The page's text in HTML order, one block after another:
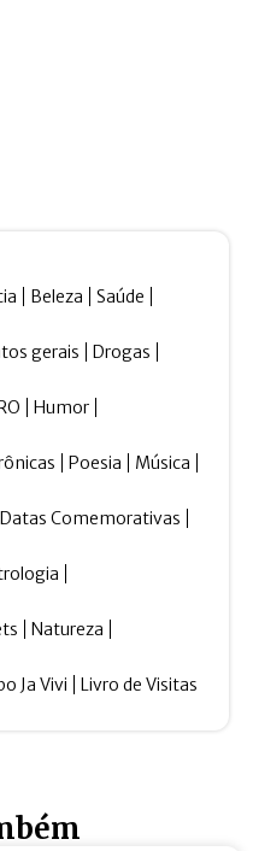
Beleza Saúde
gerais Drogas
Humor
Poesia Música
Datas Comemorativas
Natureza
Ja Vivi Livro de Visitas